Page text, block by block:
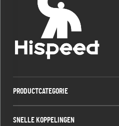
PRODUCTCATEGORIE
SNELLE KOPPELINGEN